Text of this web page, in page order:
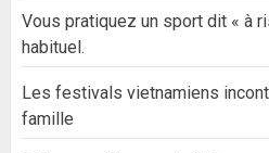
Vous pratiquez un sport dit « à
habituel.
Les festivals vietnamiens
famille